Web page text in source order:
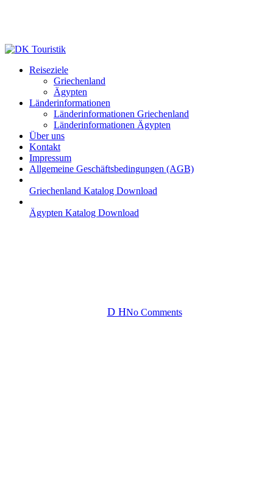
content
Menu
Reiseziele
Griechenland
Ägypten
Länderinformationen
Länderinformationen Griechenland
Länderinformationen Ägypten
Über uns
Kontakt
Impressum
Allgemeine Geschäftsbedingungen (AGB)
Griechenland Katalog Download
Ägypten Katalog Download
D HNo Comments